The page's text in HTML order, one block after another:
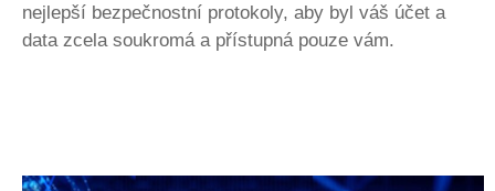
nejlepší bezpečnostní protokoly, aby byl váš účet a
data zcela soukromá a přístupná pouze vám.